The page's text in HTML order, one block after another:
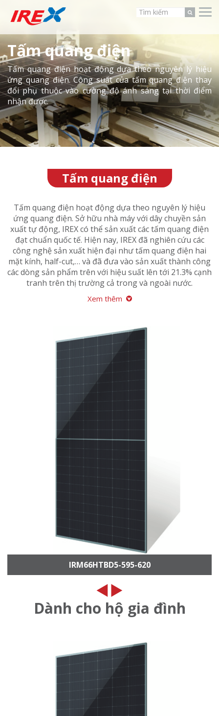
Tấm quang điện
Tấm quang điện hoạt động dựa theo nguyên lý hiệu
ứng quang điện. Công suất của tấm quang điện thay
đổi phụ thuộc vào cường độ ánh sáng tại thời điểm
nhận được.
Tấm quang điện
Tấm quang điện hoạt động dựa theo nguyên lý hiệu
ứng quang điện. Sở hữu nhà máy với dây chuyền sản
xuất tự động, IREX có thể sản xuất các tấm quang điện
đạt chuẩn quốc tế. Hiện nay, IREX đã nghiên cứu các
công nghệ sản xuất hiện đại như tấm quang điện hai
mặt kính, half-cut,… và đã đưa vào sản xuất thành công
các dòng sản phẩm trên với hiệu suất lên tới 21.3% cạnh
tranh trên thị trường cả trong và ngoài nước.
Xem thêm
IRM66HTBD5-595-620
Dành cho hộ gia đình